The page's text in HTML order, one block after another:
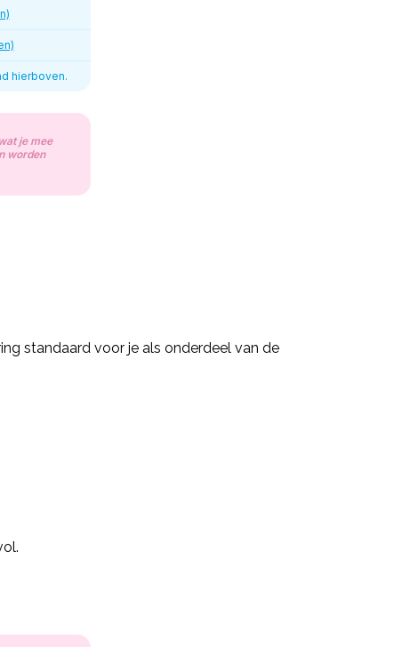
hierboven.
je mee
worden
standaard voor je als onderdeel van de